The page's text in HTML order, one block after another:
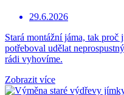
29.6.2026
Stará montážní jáma, tak
potřeboval udělat
rádi vyhovíme.
Zobrazit více